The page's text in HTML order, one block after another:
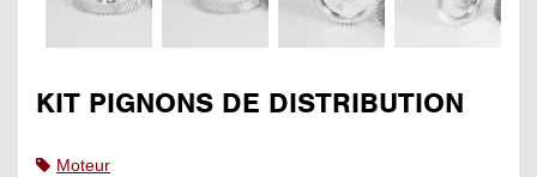
KIT PIGNONS DE DISTRIBUTION
Moteur